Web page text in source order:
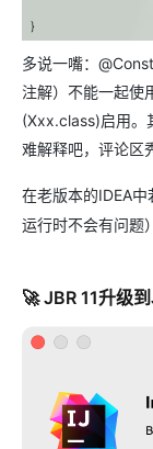
多说一嘴：
注解）不能一起使
(Xxx.class)启用。
难解释吧，评论区
在老版本的IDEA中
运行时不会有问题
🚀 JBR 11升级